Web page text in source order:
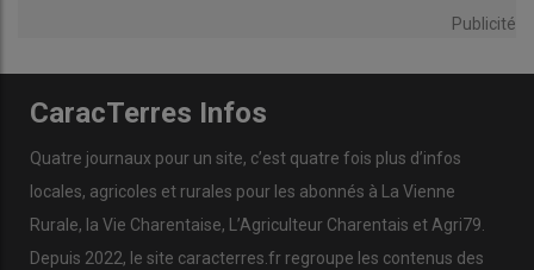
Publicité
CaracTerres Infos
Quatre journaux pour un site, c’est quatre fois plus d’infos
locales, agricoles et rurales pour les abonnés à La Vienne
Rurale, la Vie Charentaise, L’Agriculteur Charentais et Agri79.
Depuis 2022, le site caracterres.fr regroupe les contenus des